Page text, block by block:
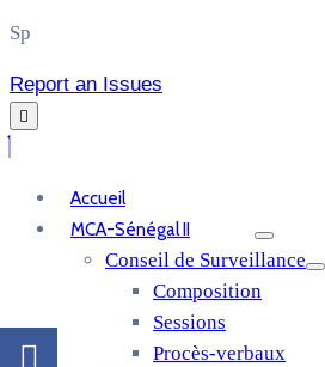
Sp
Report an Issues
Accueil
MCA-Sénégal II
Conseil de Surveillance
Composition
Sessions
Procès-verbaux